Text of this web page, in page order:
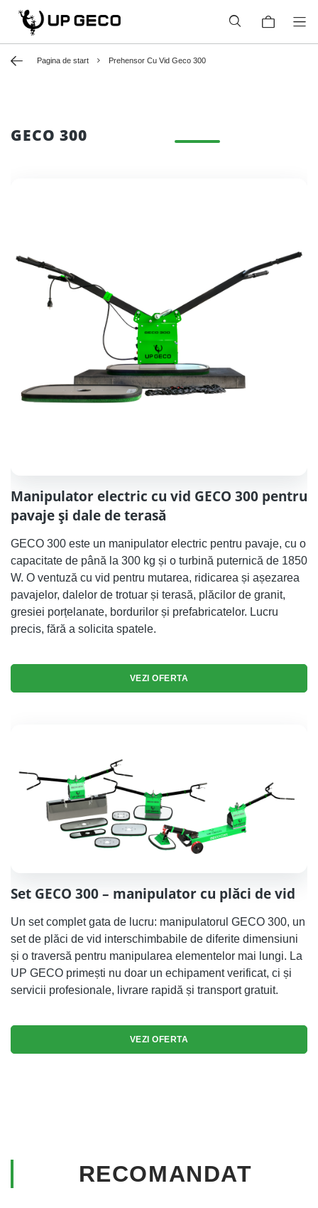
Pagina de start Prehensor Cu Vid Geco 300
GECO 300
Manipulator electric cu vid GECO 300 pentru
pavaje și dale de terasă
GECO 300 este un manipulator electric pentru pavaje, cu o
capacitate de până la 300 kg și o turbină puternică de 1850
W. O ventuză cu vid pentru mutarea, ridicarea și așezarea
pavajelor, dalelor de trotuar și terasă, plăcilor de granit,
gresiei porțelanate, bordurilor și prefabricatelor. Lucru
precis, fără a solicita spatele.
VEZI OFERTA
Set GECO 300 – manipulator cu plăci de vid
Un set complet gata de lucru: manipulatorul GECO 300, un
set de plăci de vid interschimbabile de diferite dimensiuni
și o traversă pentru manipularea elementelor mai lungi. La
UP GECO primești nu doar un echipament verificat, ci și
servicii profesionale, livrare rapidă și transport gratuit.
VEZI OFERTA
RECOMANDAT